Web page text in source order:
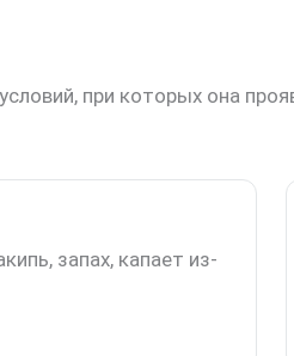
при которых она
запах, капает из-